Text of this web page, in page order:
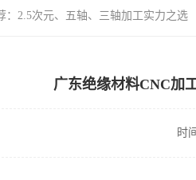
：2.5次元、五轴、三轴加工实力之选
广东绝缘材料CNC加
时